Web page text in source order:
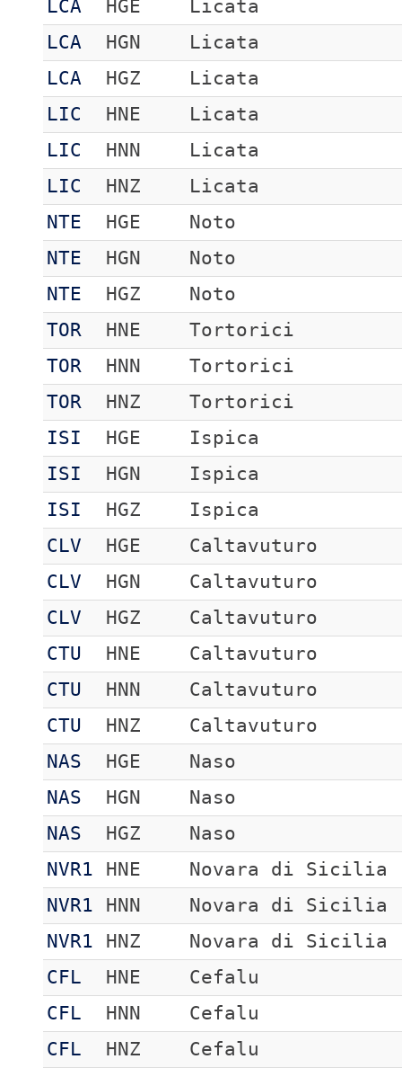
LCA HGE
Licata
LCA
HGN
Licata
LCA
HGZ
Licata
LIC
HNE
Licata
LIC
HNN
Licata
LIC
HNZ
Licata
NTE
HGE
Noto
NTE
HGN
Noto
NTE
HGZ
Noto
TOR
HNE
Tortorici
TOR
HNN
Tortorici
TOR
HNZ
Tortorici
ISI
HGE
Ispica
ISI
HGN
Ispica
ISI
HGZ
Ispica
CLV
HGE
Caltavuturo
CLV
HGN
Caltavuturo
CLV
HGZ
Caltavuturo
CTU
HNE
Caltavuturo
CTU
HNN
Caltavuturo
CTU
HNZ
Caltavuturo
NAS
HGE
Naso
NAS
HGN
Naso
NAS
HGZ
Naso
NVR1
HNE
Novara di Sicilia
NVR1
HNN
Novara di Sicilia
NVR1
HNZ
Novara di Sicilia
CFL
HNE
Cefalu
CFL
HNN
Cefalu
CFL
HNZ
Cefalu